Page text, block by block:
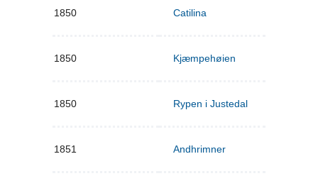
1850 Catilina
1850 Kjæmpehøien
1850 Rypen i Justedal
1851 Andhrimner